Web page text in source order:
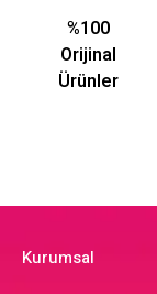
%100
Orijinal
Ürünler
Kurumsal